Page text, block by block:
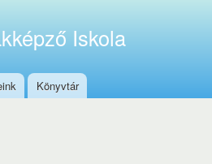
Iskola
Könyvtár